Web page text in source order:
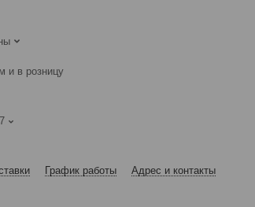
и в розницу
График работы Адрес и контакты